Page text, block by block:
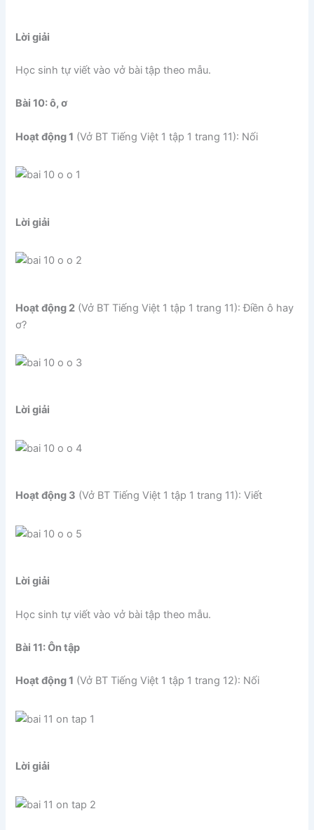
Lời giải
Học sinh tự viết vào vở bài tập theo mẫu.
Bài 10: ô, ơ
Hoạt động 1 (Vở BT Tiếng Việt 1 tập 1 trang 11): Nối
Lời giải
Hoạt động 2 (Vở BT Tiếng Việt 1 tập 1 trang 11): Điền ô hay
ơ?
Lời giải
Hoạt động 3 (Vở BT Tiếng Việt 1 tập 1 trang 11): Viết
Lời giải
Học sinh tự viết vào vở bài tập theo mẫu.
Bài 11: Ôn tập
Hoạt động 1 (Vở BT Tiếng Việt 1 tập 1 trang 12): Nối
Lời giải